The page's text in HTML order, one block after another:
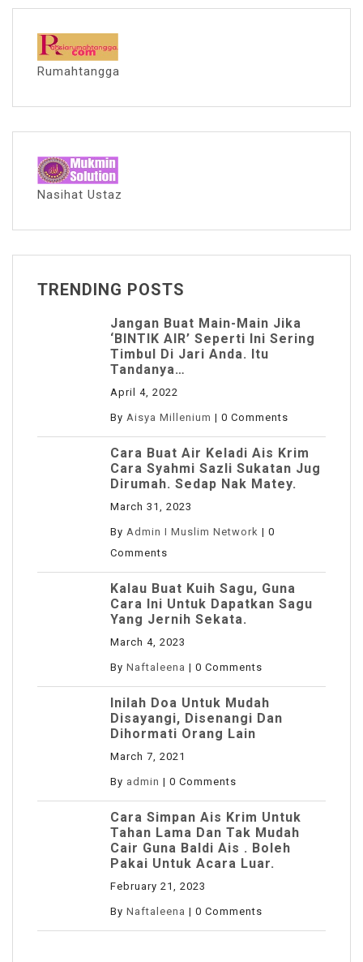
Rumahtangga
Nasihat Ustaz
TRENDING POSTS
Jangan Buat Main-Main Jika
‘BINTIK AIR’ Seperti Ini Sering
Timbul Di Jari Anda. Itu
Tandanya…
April 4, 2022
By Aisya Millenium | 0 Comments
Cara Buat Air Keladi Ais Krim
Cara Syahmi Sazli Sukatan Jug
Dirumah. Sedap Nak Matey.
March 31, 2023
By Admin I Muslim Network | 0
Comments
Kalau Buat Kuih Sagu, Guna
Cara Ini Untuk Dapatkan Sagu
Yang Jernih Sekata.
March 4, 2023
By Naftaleena | 0 Comments
Inilah Doa Untuk Mudah
Disayangi, Disenangi Dan
Dihormati Orang Lain
March 7, 2021
By admin | 0 Comments
Cara Simpan Ais Krim Untuk
Tahan Lama Dan Tak Mudah
Cair Guna Baldi Ais . Boleh
Pakai Untuk Acara Luar.
February 21, 2023
By Naftaleena | 0 Comments